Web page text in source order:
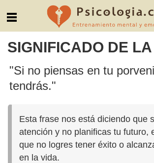
SIGNIFICADO DE
"Si no piensas en tu
tendrás."
Esta frase nos está diciendo que
atención y no planificas tu futuro,
que no logres tener éxito o
en la vida.